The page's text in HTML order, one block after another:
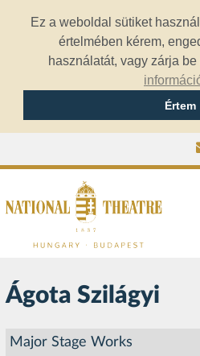
Ez a weboldal sütiket
értelmében kérem,
használatát, vagy zárja be
Értem
Ágota Szilágyi